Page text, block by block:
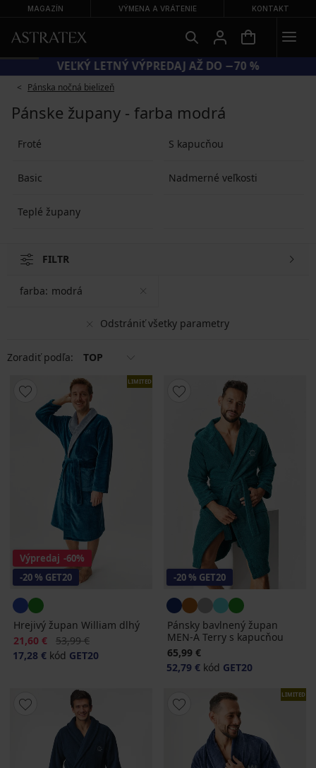
MAGAZÍN VÝMENA A VRÁTENIE KONTAKT
VEĽKÝ LETNÝ VÝPREDAJ AŽ DO −70 %
Pánska nočná bielizeň
Pánske župany - farba modrá
Froté S kapucňou
Basic Nadmerné veľkosti
Teplé župany
FILTR
Odstrániť všetky parametry
farba: modrá
Zoradiť podľa: TOP
LIMITED
Výpredaj -60%
-20 % GET20
Hrejivý župan William dlhý
Zľava
21,60 € Pôvodná cena
53,99 €
17,28 € kód GET20
-20 % GET20
Pánsky bavlnený župan
MEN-A Terry s kapucňou
65,99 €
52,79 € kód GET20
LIMITED